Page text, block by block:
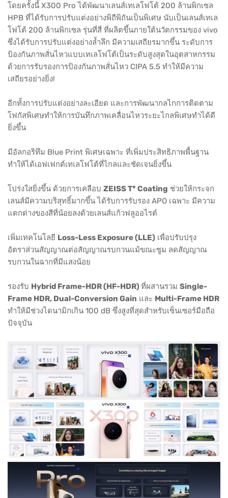
โดยครั้งนี้ X300 Pro ได้พัฒนาเลนส์เทเลโฟโต้ 200 ล้านพิกเซล
HPB ที่ได้รับการปรับแต่งอย่างพิถีพิถันเป็นพิเศษ นับเป็นเลนส์เทเล
โฟโต้ 200 ล้านพิกเซล รุ่นที่สี่ ที่ผลิตขึ้นภายใต้นวัตกรรมของ vivo
ซึ่งได้รับการปรับแต่งอย่างล้ำลึก มีความเสถียรมากขึ้น ระดับการ
ป้องกันภาพสั่นไหวแบบเทเลโฟโต้เป็นระดับสูงสุดในอุตสาหกรรม
ด้วยการรับรองการป้องกันภาพสั่นไหว CIPA 5.5 ทำให้มีความ
เสถียรอย่างยิ่ง!
อีกทั้งการปรับแต่งอย่างละเอียด และการพัฒนากลไกการติดตาม
โฟกัสพิเศษทำให้การบันทึกภาพเคลื่อนไหวระยะไกลพิเศษทำได้ดี
ยิ่งขึ้น
มีอัลกอริทึม Blue Print พิเศษเฉพาะ ที่เพิ่มประสิทธิภาพพื้นฐาน
ทำให้ได้เอฟเฟกต์เทเลโฟโต้ที่ไกลและชัดเจนยิ่งขึ้น
โปร่งใสยิ่งขึ้น ด้วยการเคลือบ ZEISS T* Coating ช่วยให้กระจก
เลนส์มีความบริสุทธิ์มากขึ้น ได้รับการรับรอง APO เฉพาะ มีความ
แตกต่างของสีที่น้อยลงด้วยเลนส์แก้วฟลูออไรต์
เพิ่มเทคโนโลยี Loss-Less Exposure (LLE) เพื่อปรับปรุง
อัตราส่วนสัญญาณต่อสัญญาณรบกวนแม้ขณะซูม ลดสัญญาณ
รบกวนในฉากที่มีแสงน้อย
รองรับ Hybrid Frame-HDR (HF-HDR) ที่ผสานรวม Single-
Frame HDR, Dual-Conversion Gain และ Multi-Frame HDR
ทำให้มีช่วงไดนามิกเกิน 100 dB ซึ่งสูงที่สุดสำหรับเซ็นเซอร์มือถือ
ปัจจุบัน